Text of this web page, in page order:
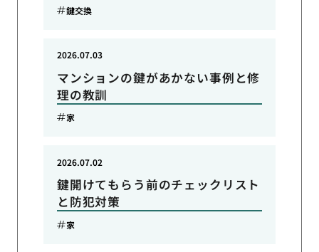
鍵交換
マンションの鍵があかない事例と修
理の教訓
2026.07.03
家
鍵開けてもらう前のチェックリスト
と防犯対策
2026.07.02
家